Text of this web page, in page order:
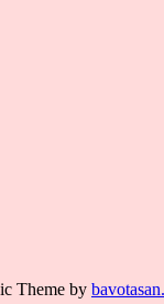
Theme by